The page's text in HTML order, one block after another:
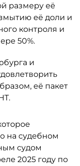
размеру её
её доли и
контроля и
50%.
и
её пакет
на судебном
судом
2025 году по